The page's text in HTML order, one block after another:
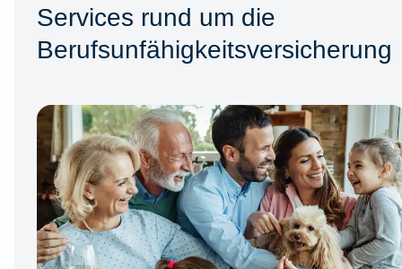
Services rund um die
Berufsunfähigkeitsversicherung